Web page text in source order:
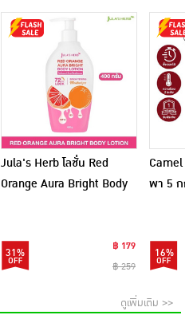
Jula's Herb โลชั่น Red
Orange Aura Bright Body
31%
฿ 179
฿ 259
Camel
พา 5 กก
16%
ดูเพิ่มเติม >>